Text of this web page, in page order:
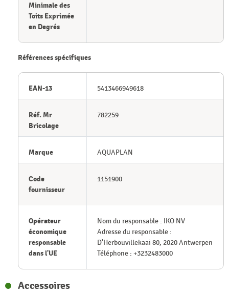
Minimale des
Toits Exprimée
en Degrés
Références spécifiques
EAN-13 5413466949618
Réf. Mr
Bricolage
782259
Marque AQUAPLAN
Code
fournisseur
1151900
Opérateur
économique
responsable
dans l'UE
Nom du responsable : IKO NV
Adresse du responsable :
D'Herbouvillekaai 80, 2020 Antwerpen
Téléphone : +3232483000
Accessoires